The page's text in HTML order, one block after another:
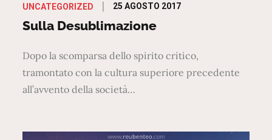
UNCATEGORIZED
Posted
on
25 AGOSTO 2017
Sulla Desublimazione
Dopo la scomparsa dello spirito critico,
tramontato con la cultura superiore precedente
all’avvento della società…